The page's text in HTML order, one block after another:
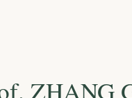
ZHANG